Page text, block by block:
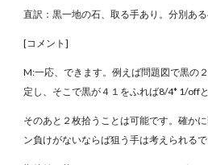
直訳：黒一地の石、取る手あり。分別ある
[コメント]
M:一応、できます。例えば問題図で黒の
定し、そこで黒が４１をふれば8/4* 1/off
そのあと２枚拾うことは可能です。確か
ン負けがないならば狙う手は考えられるで